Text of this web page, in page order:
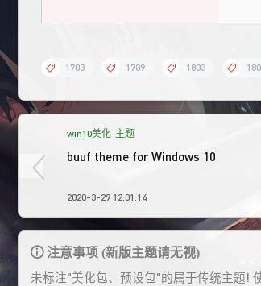
1703 1709 1803
win10美化 主题
buuf theme for Windows 10
2020-3-29 12:01:14
注意事项 (新版主题请无视)
未标注"美化包、预设包"的属于传统主题!